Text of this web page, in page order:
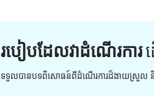
របៀបដែលវាដំណើរការ
ទទួលបានបទពិសោធន៍ពីដំណើរការដ៏ងាយស្រួល និ